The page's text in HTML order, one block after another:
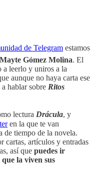
de Telegram estamos
Gómez Molina. El
a leerlo y uniros a la
aunque no haya carta ese
hablar sobre Ritos
lectura Drácula, y
en la que te van
de tiempo de la novela.
cartas, artículos y entradas
así que puedes ir
la viven sus